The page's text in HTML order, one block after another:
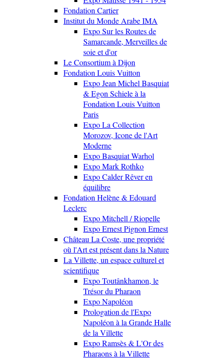
Fondation Cartier
Institut du Monde Arabe IMA
Expo Sur les Routes de
Samarcande, Merveilles de
soie et d'or
Le Consortium à Dijon
Fondation Louis Vuitton
Expo Jean Michel Basquiat
& Egon Schiele à la
Fondation Louis Vuitton
Paris
Expo La Collection
Morozov, Icone de l'Art
Moderne
Expo Basquiat Warhol
Expo Mark Rothko
Expo Calder Rêver en
équilibre
Fondation Helène & Edouard
Leclerc
Expo Mitchell / Riopelle
Expo Ernest Pignon Ernest
Château La Coste, une propriété
où l'Art est présent dans la Nature
La Villette, un espace culturel et
scientifique
Expo Toutânkhamon, le
Trésor du Pharaon
Expo Napoléon
Prologation de l'Expo
Napoléon à la Grande Halle
de la Villette
Expo Ramsès & L'Or des
Pharaons à la Villette